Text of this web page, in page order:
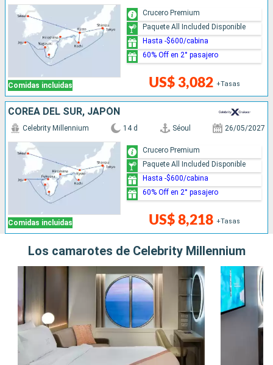
Comidas incluidas US$ 3,082 +Tasas
Crucero Premium
Paquete All Included Disponible
Hasta -$600/cabina
60% Off en 2° pasajero
COREA DEL SUR, JAPÓN
Comidas incluidas
Celebrity Millennium 14 d Séoul 26/05/2027
US$ 8,218 +Tasas
Crucero Premium
Paquete All Included Disponible
Hasta -$600/cabina
60% Off en 2° pasajero
Los camarotes de Celebrity Millennium